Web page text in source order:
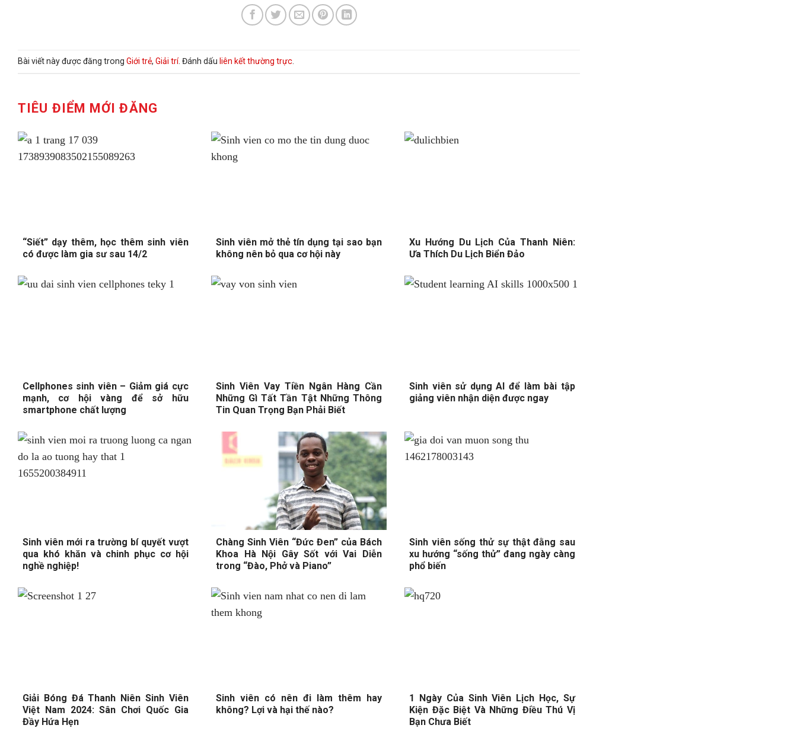
Bài viết này được đăng trong Giới trẻ, Giải trí. Đánh dấu liên kết thường trực.
TIÊU ĐIỂM MỚI ĐĂNG
“Siết” dạy thêm, học thêm sinh viên
có được làm gia sư sau 14/2
Sinh viên mở thẻ tín dụng tại sao bạn
không nên bỏ qua cơ hội này
Xu Hướng Du Lịch Của Thanh Niên:
Ưa Thích Du Lịch Biển Đảo
Cellphones sinh viên – Giảm giá cực
mạnh, cơ hội vàng để sở hữu
smartphone chất lượng
Sinh Viên Vay Tiền Ngân Hàng Cần
Những Gì Tất Tần Tật Những Thông
Tin Quan Trọng Bạn Phải Biết
Sinh viên sử dụng AI để làm bài tập
giảng viên nhận diện được ngay
Sinh viên mới ra trường bí quyết vượt
qua khó khăn và chinh phục cơ hội
nghề nghiệp!
Chàng Sinh Viên “Đức Đen” của Bách
Khoa Hà Nội Gây Sốt với Vai Diễn
trong “Đào, Phở và Piano”
Sinh viên sống thử sự thật đằng sau
xu hướng “sống thử” đang ngày càng
phổ biến
Giải Bóng Đá Thanh Niên Sinh Viên
Việt Nam 2024: Sân Chơi Quốc Gia
Đầy Hứa Hẹn
Sinh viên có nên đi làm thêm hay
không? Lợi và hại thế nào?
1 Ngày Của Sinh Viên Lịch Học, Sự
Kiện Đặc Biệt Và Những Điều Thú Vị
Bạn Chưa Biết